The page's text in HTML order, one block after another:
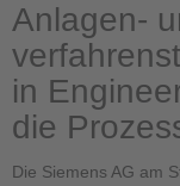
Anlagen-
in
die
Die Siemens AG am